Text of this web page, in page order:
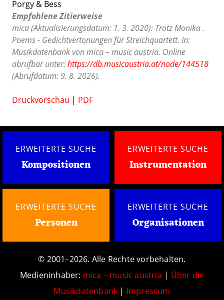
Porgy & Bess
Empfohlene Zitierweise
mica (Aktualisierungsdatum: 1. 3. 2020): Trotz Monika .
Poems - Gedichtvertonungen für Streichquartett. In:
Musikdatenbank von mica – music austria. Online
abrufbar unter:https://db.musicaustria.at/node/144518
(Abrufdatum: 9. 8. 2026).
Druckvorschau | PDF
ERWEITERTE SUCHE
Kompositionen
ERWEITERTE SUCHE
Instrumentation
ERWEITERTE SUCHE
Personen
ERWEITERTE SUCHE
Organisationen
© 2001–2026. Alle Rechte vorbehalten.
Medieninhaber: mica – music austria | Über die
Musikdatenbank | Impressum